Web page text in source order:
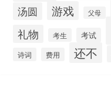
汤圆 游戏 父母
礼物 考生 考试
诗词 费用 还不